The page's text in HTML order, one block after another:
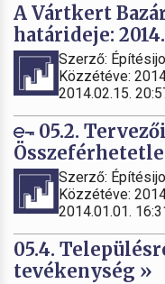
A Vártkert
határideje:
Szerző:
Közzétéve:
2014.02.15.
05.2.
Szerző:
Közzétéve:
2014.01.01.
05.4.
tevékenység »